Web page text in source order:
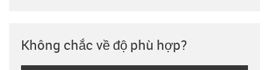
Không chắc về độ phù hợp?